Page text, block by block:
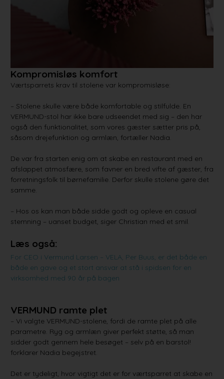
Kompromisløs komfort
Værtsparrets krav til stolene var kompromisløse:
– Stolene skulle være både komfortable og stilfulde. En
VERMUND-stol har ikke bare udseendet med sig – den har
også den funktionalitet, som vores gæster sætter pris på,
såsom drejefunktion og armlæn, fortæller Nadia.
De var fra starten enig om at skabe en restaurant med en
afslappet atmosfære, som favner en bred vifte af gæster, fra
forretningsfolk til børnefamilie. Derfor skulle stolene gøre det
samme.
– Hos os kan man både sidde godt og opleve en casual
stemning – uanset budget, siger Christian med et smil.
Læs også:
For CEO i Vermund Larsen – VELA, Per Buus, er det både en
både en gave og et stort ansvar at stå i spidsen for en
virksomhed med 90 år på bagen
VERMUND ramte plet
– Vi valgte VERMUND-stolene, fordi de ramte plet på alle
parametre. Ryg og armlæn giver perfekt støtte, så man
sidder godt gennem hele besøget – selv på en barstol!
forklarer Nadia begejstret.
Det er tydeligt, hvor vigtigt det er for værtsparret at skabe en